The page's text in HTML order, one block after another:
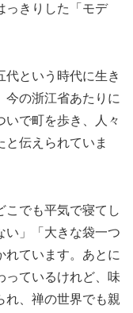
っきりした「モデ
代という時代に生き
今の浙江省あたりに
いで町を歩き、人々
伝えられていま
こでも平気で寝てし
い」「大きな袋一つ
れています。あとに
っているけれど、味
れ、禅の世界でも親